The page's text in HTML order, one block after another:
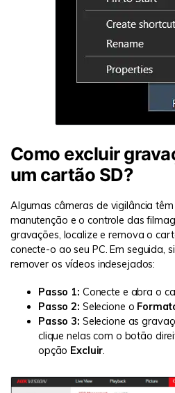
Como excluir
um cartão SD?
Algumas câmeras de vigilância
manutenção e o controle das
gravações, localize e remova o
conecte-o ao seu PC. Em seguida,
remover os vídeos indesejados:
Passo 1: Conecte e abra o
Passo 2: Selecione o
Passo 3: Selecione as
clique nelas com o botão
opção Excluir.